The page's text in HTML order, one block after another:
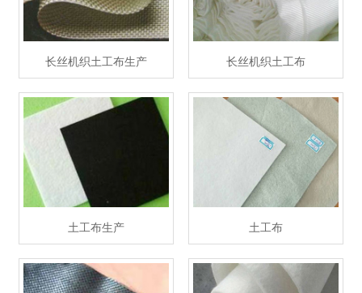
长丝机织土工布生产 长丝机织土工布
土工布生产 土工布